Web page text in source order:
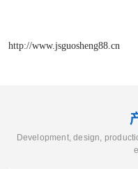
http://www.jsguosheng88.cn
Development, design,